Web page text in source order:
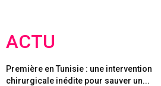
ACTU
Première en Tunisie : une intervention
chirurgicale inédite pour sauver un...